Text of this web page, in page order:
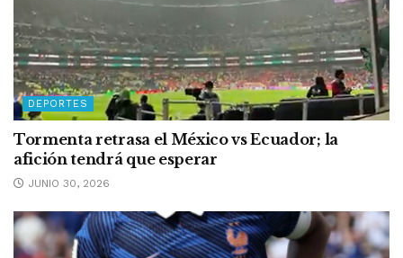
DEPORTES
Tormenta retrasa el México vs Ecuador; la
afición tendrá que esperar
JUNIO 30, 2026